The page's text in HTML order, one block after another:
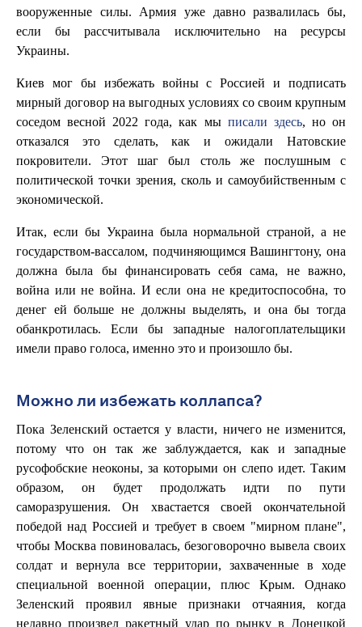
вооруженные силы. Армия уже давно развалилась бы,
если бы рассчитывала исключительно на ресурсы
Украины.
Киев мог бы избежать войны с Россией и подписать
мирный договор на выгодных условиях со своим крупным
соседом весной 2022 года, как мы писали здесь, но он
отказался это сделать, как и ожидали Натовские
покровители. Этот шаг был столь же послушным с
политической точки зрения, сколь и самоубийственным с
экономической.
Итак, если бы Украина была нормальной страной, а не
государством-вассалом, подчиняющимся Вашингтону, она
должна была бы финансировать себя сама, не важно,
война или не война. И если она не кредитоспособна, то
денег ей больше не должны выделять, и она бы тогда
обанкротилась. Если бы западные налогоплательщики
имели право голоса, именно это и произошло бы.
Можно ли избежать коллапса?
Пока Зеленский остается у власти, ничего не изменится,
потому что он так же заблуждается, как и западные
русофобские неоконы, за которыми он слепо идет. Таким
образом, он будет продолжать идти по пути
саморазрушения. Он хвастается своей окончательной
победой над Россией и требует в своем "мирном плане",
чтобы Москва повиновалась, безоговорочно вывела своих
солдат и вернула все территории, захваченные в ходе
специальной военной операции, плюс Крым. Однако
Зеленский проявил явные признаки отчаяния, когда
недавно произвел ракетный удар по рынку в Донецкой